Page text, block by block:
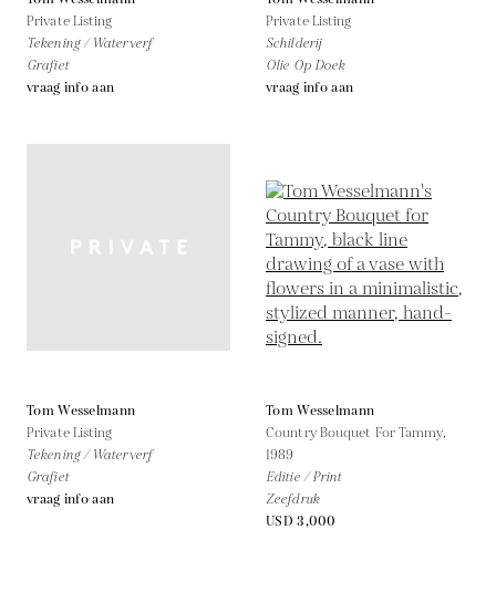
Private Listing
Tekening / Waterverf
Grafiet
vraag info aan
Private Listing
Schilderij
Olie Op Doek
vraag info aan
Tom Wesselmann
Private Listing
Tekening / Waterverf
Grafiet
vraag info aan
Tom Wesselmann
Country Bouquet For Tammy,
1989
Editie / Print
Zeefdruk
USD 3,000